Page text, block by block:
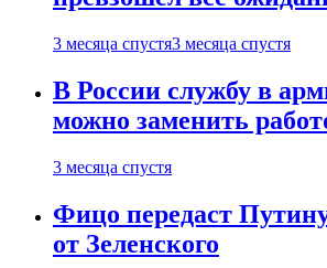
3 месяца спустя3 месяца спустя
В России службу в
можно заменить
3 месяца спустя
Фицо передаст
от Зеленского